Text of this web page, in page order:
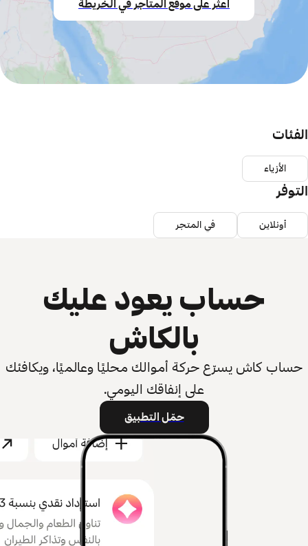
اعثر على موقع المتاجر في الخريطة
الفئات
الأزياء
التوفر
أونلاين في المتجر
حساب يعود عليك
بالكاش
حساب كاش يسرّع حركة أموالك محليًا وعالميًا، ويكافئك
على إنفاقك اليومي.
حمّل التطبيق